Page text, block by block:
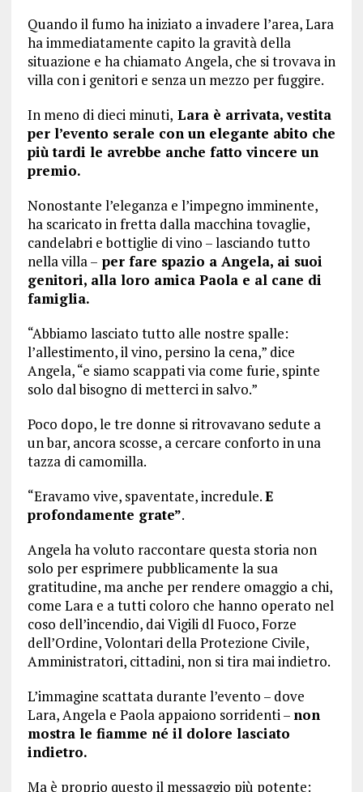
Quando il fumo ha iniziato a invadere l’area, Lara
ha immediatamente capito la gravità della
situazione e ha chiamato Angela, che si trovava in
villa con i genitori e senza un mezzo per fuggire.
In meno di dieci minuti, Lara è arrivata, vestita
per l’evento serale con un elegante abito che
più tardi le avrebbe anche fatto vincere un
premio.
Nonostante l’eleganza e l’impegno imminente,
ha scaricato in fretta dalla macchina tovaglie,
candelabri e bottiglie di vino – lasciando tutto
nella villa – per fare spazio a Angela, ai suoi
genitori, alla loro amica Paola e al cane di
famiglia.
“Abbiamo lasciato tutto alle nostre spalle:
l’allestimento, il vino, persino la cena,” dice
Angela, “e siamo scappati via come furie, spinte
solo dal bisogno di metterci in salvo.”
Poco dopo, le tre donne si ritrovavano sedute a
un bar, ancora scosse, a cercare conforto in una
tazza di camomilla.
“Eravamo vive, spaventate, incredule.E
profondamente grate”.
Angela ha voluto raccontare questa storia non
solo per esprimere pubblicamente la sua
gratitudine, ma anche per rendere omaggio a chi,
come Lara e a tutti coloro che hanno operato nel
coso dell’incendio, dai Vigili dl Fuoco, Forze
dell’Ordine, Volontari della Protezione Civile,
Amministratori, cittadini, non si tira mai indietro.
L’immagine scattata durante l’evento – dove
Lara, Angela e Paola appaiono sorridenti – non
mostra le fiamme né il dolore lasciato
indietro.
Ma è proprio questo il messaggio più potente: